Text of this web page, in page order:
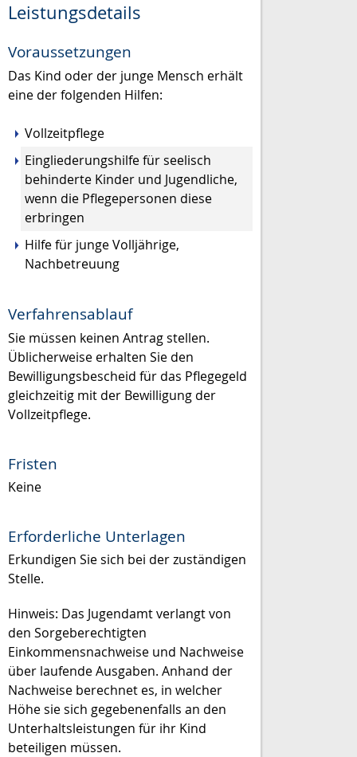
Leistungsdetails
Voraussetzungen
Das Kind oder der junge Mensch erhält
eine der folgenden Hilfen:
Vollzeitpflege
Eingliederungshilfe für seelisch
behinderte Kinder und Jugendliche,
wenn die Pflegepersonen diese
erbringen
Hilfe für junge Volljährige,
Nachbetreuung
Verfahrensablauf
Sie müssen keinen Antrag stellen.
Üblicherweise erhalten Sie den
Bewilligungsbescheid für das Pflegegeld
gleichzeitig mit der Bewilligung der
Vollzeitpflege.
Fristen
Keine
Erforderliche Unterlagen
Erkundigen Sie sich bei der zuständigen
Stelle.
Hinweis: Das Jugendamt verlangt von
den Sorgeberechtigten
Einkommensnachweise und Nachweise
über laufende Ausgaben. Anhand der
Nachweise berechnet es, in welcher
Höhe sie sich gegebenenfalls an den
Unterhaltsleistungen für ihr Kind
beteiligen müssen.